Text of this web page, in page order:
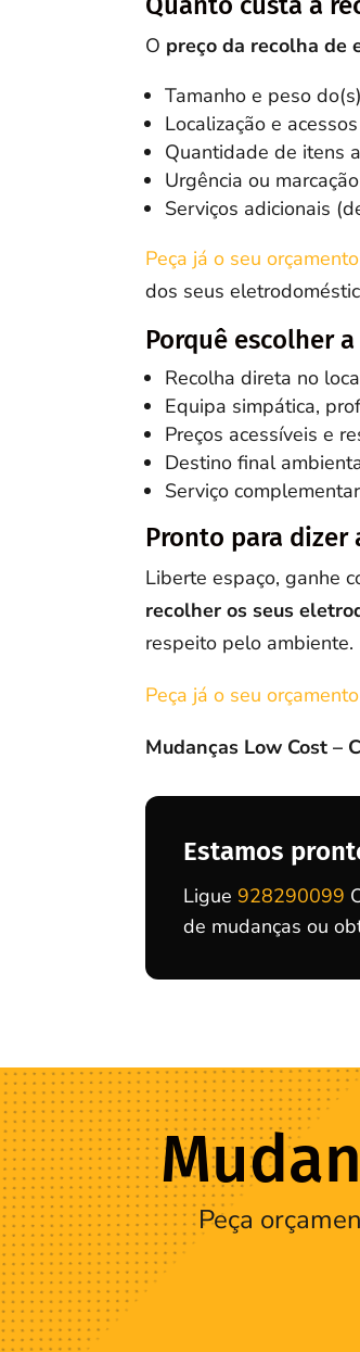
O preço da recolha de
Tamanho e peso
Localização e
Quantidade de itens
Urgência ou
Serviços adicionais
Peça já o seu
dos seus
Porquê escolher
Recolha direta no
Equipa simpática,
Preços acessíveis e
Destino final
Serviço
Pronto para dizer
Liberte espaço, ganhe
recolher os seus
respeito pelo ambiente.
Peça já o seu orçamento
Mudanças Low Cost –
Estamos
Ligue 928290099
de mudanças ou
Peça